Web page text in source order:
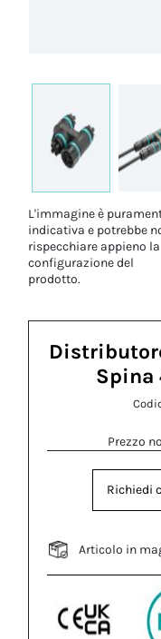
L'immagine è
indicativa e potrebbe
rispecchiare appieno la
configurazione del
prodotto.
Spina
Prezzo
Richiedi
Articolo in